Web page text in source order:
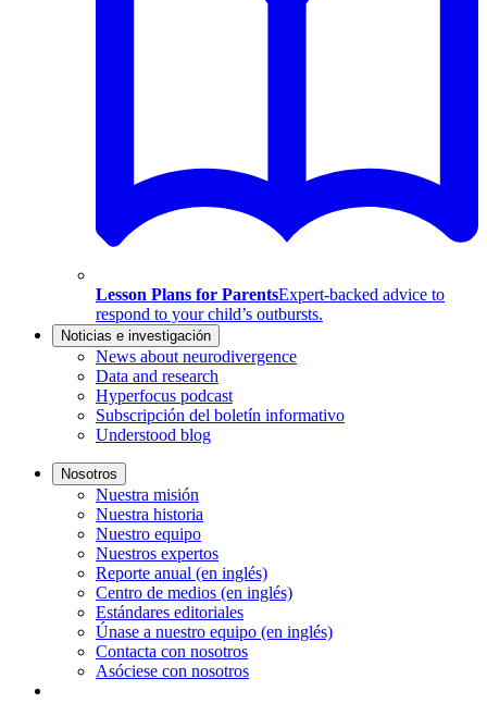
Lesson Plans for ParentsExpert-backed advice to
respond to your child’s outbursts.
Noticias e investigación
News about neurodivergence
Data and research
Hyperfocus podcast
Subscripción del boletín informativo
Understood blog
Nosotros
Nuestra misión
Nuestra historia
Nuestro equipo
Nuestros expertos
Reporte anual (en inglés)
Centro de medios (en inglés)
Estándares editoriales
Únase a nuestro equipo (en inglés)
Contacta con nosotros
Asóciese con nosotros